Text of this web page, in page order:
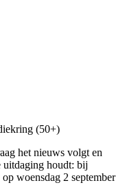
(50+)
het nieuws volgt en
uitdaging houdt: bij
woensdag 2 september